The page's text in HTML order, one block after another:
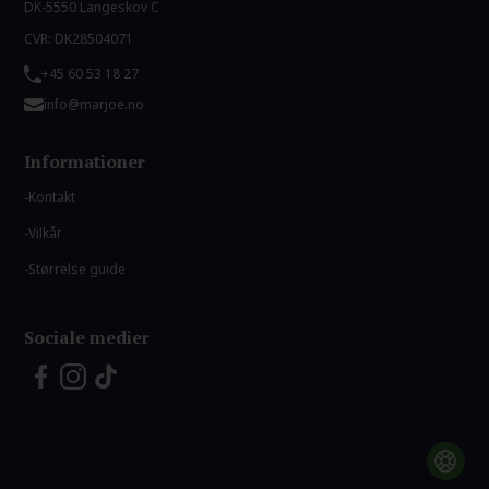
DK-5550 Langeskov C
CVR: DK28504071
+45 60 53 18 27
info@marjoe.no
Informationer
Kontakt
Vilkår
Størrelse guide
Sociale medier